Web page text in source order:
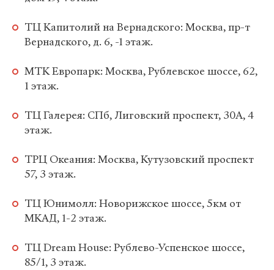
ТЦ Капитолий на Вернадского: Москва, пр-т
Вернадского, д. 6, -1 этаж.
МТК Европарк: Москва, Рублевское шоссе, 62,
1 этаж.
ТЦ Галерея: СПб, Лиговский проспект, 30А, 4
этаж.
ТРЦ Океания: Москва, Кутузовский проспект
57, 3 этаж.
ТЦ Юнимолл: Новорижское шоссе, 5км от
МКАД, 1-2 этаж.
ТЦ Dream House: Рублево-Успенское шоссе,
85/1, 3 этаж.